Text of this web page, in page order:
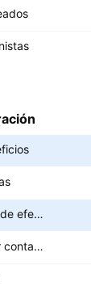
Ratio precio/flujo de efectivo
Ratio precio/valor contable